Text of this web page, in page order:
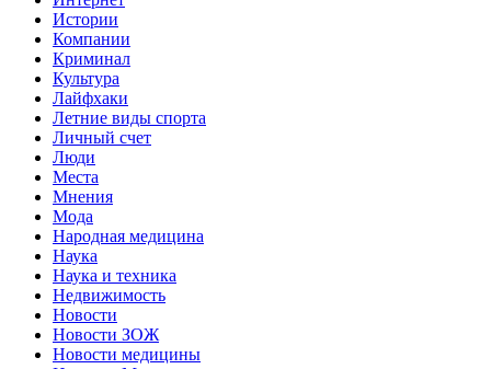
Истории
Компании
Криминал
Культура
Лайфхаки
Летние виды спорта
Личный счет
Люди
Места
Мнения
Мода
Народная медицина
Наука
Наука и техника
Недвижимость
Новости
Новости ЗОЖ
Новости медицины